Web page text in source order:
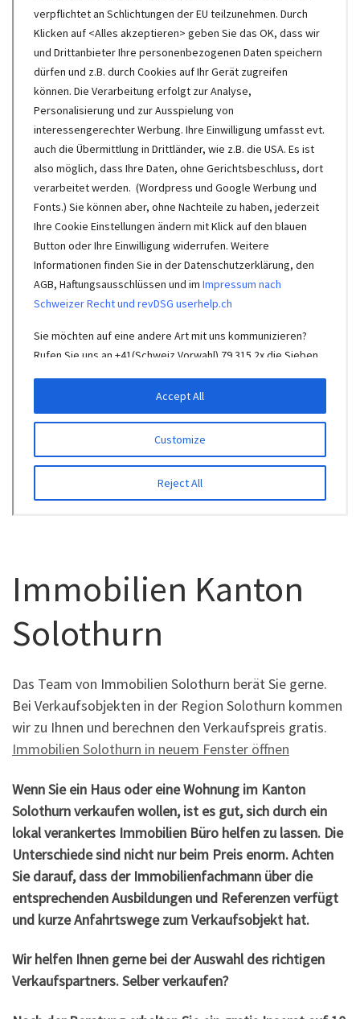
Immobilien Kanton
Solothurn
Das Team von Immobilien Solothurn berät Sie gerne.
Bei Verkaufsobjekten in der Region Solothurn kommen
wir zu Ihnen und berechnen den Verkaufspreis gratis.
Immobilien Solothurn in neuem Fenster öffnen
Wenn Sie ein Haus oder eine Wohnung im Kanton
Solothurn verkaufen wollen, ist es gut, sich durch ein
lokal verankertes Immobilien Büro helfen zu lassen. Die
Unterschiede sind nicht nur beim Preis enorm. Achten
Sie darauf, dass der Immobilienfachmann über die
entsprechenden Ausbildungen und Referenzen verfügt
und kurze Anfahrtswege zum Verkaufsobjekt hat.
Wir helfen Ihnen gerne bei der Auswahl des richtigen
Verkaufspartners. Selber verkaufen?